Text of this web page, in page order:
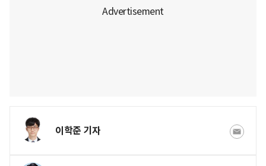
이학준 기자